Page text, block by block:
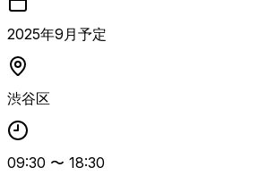
件。 RESTおよびGraphQLによるAPI設
マやデータモデル設計・リファクタリン
決済・与信・各種SaaS・CRMとの外部
期処理の設計・開発、設計レビューやコ
peScriptを用いたWebバックエンド開発
eやChatGPT、Cursor、AIエージェント
などを駆使したAI活用型の高速開発スタ
応力が求められます。 曖昧な要件を仕様レベルからタスク
2025年9 月予定
渋谷区
09:30 〜 18:30